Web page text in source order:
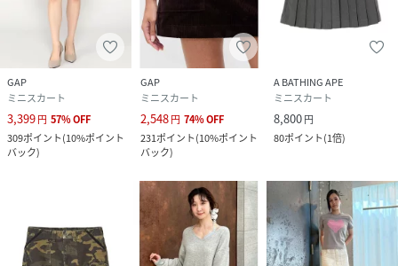
GAP
ミニスカート
3,399円 57%OFF
309ポイント(10%ポイント
バック)
GAP
ミニスカート
2,548円 74%OFF
231ポイント(10%ポイント
バック)
A BATHING APE
ミニスカート
8,800円
80ポイント(1倍)